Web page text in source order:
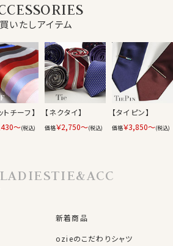
買いたしアイテム
トチーフ】
～(税込)
【ネクタイ】
価格￥2,750～(税込)
【タイピン】
価格￥3,850～(税込)
LADIESTIE&ACC
新着商品
ozieのこだわりシャツ